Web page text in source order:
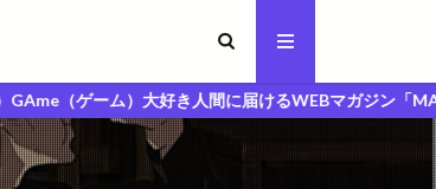
人間に届けるWEBマガジン「MAGA人マガジン」